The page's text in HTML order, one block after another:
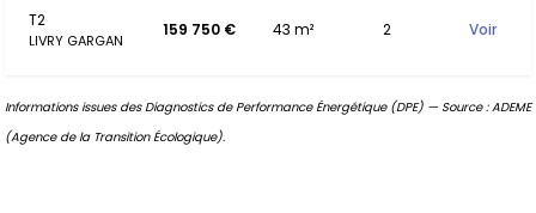
T2
LIVRY GARGAN
159 750 € 43 m² 2 Voir
Informations issues des Diagnostics de Performance Énergétique (DPE) — Source : ADEME
(Agence de la Transition Écologique).